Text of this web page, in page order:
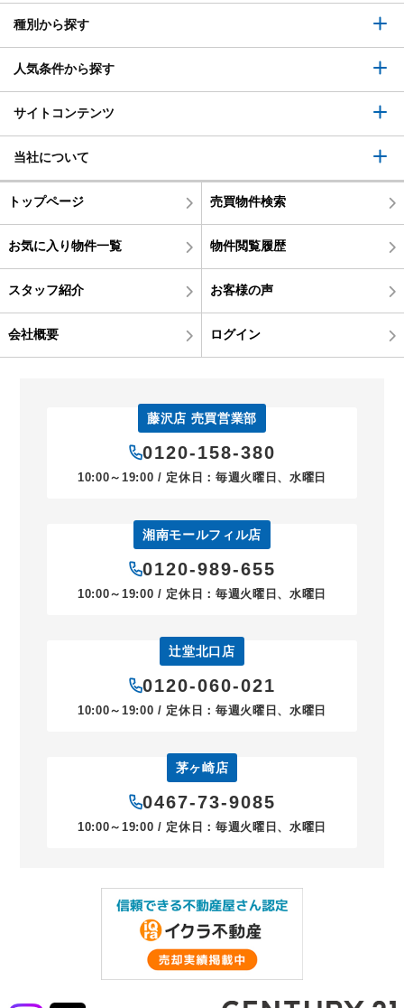
種別から探す
人気条件から探す
サイトコンテンツ
当社について
トップページ 売買物件検索
お気に入り物件一覧 物件閲覧履歴
スタッフ紹介 お客様の声
会社概要 ログイン
藤沢店 売買営業部
0120-158-380
10:00～19:00 / 定休日：毎週火曜日、水曜日
湘南モールフィル店
0120-989-655
10:00～19:00 / 定休日：毎週火曜日、水曜日
辻堂北口店
0120-060-021
10:00～19:00 / 定休日：毎週火曜日、水曜日
茅ヶ崎店
0467-73-9085
10:00～19:00 / 定休日：毎週火曜日、水曜日